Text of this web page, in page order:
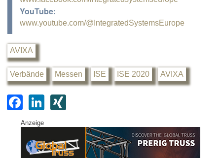
YouTube:
www.youtube.com/@IntegratedSystemsEurope
AVIXA
Verbände Messen ISE ISE 2020 AVIXA
F
a
c
e
Li
k
e
G
Anzeige